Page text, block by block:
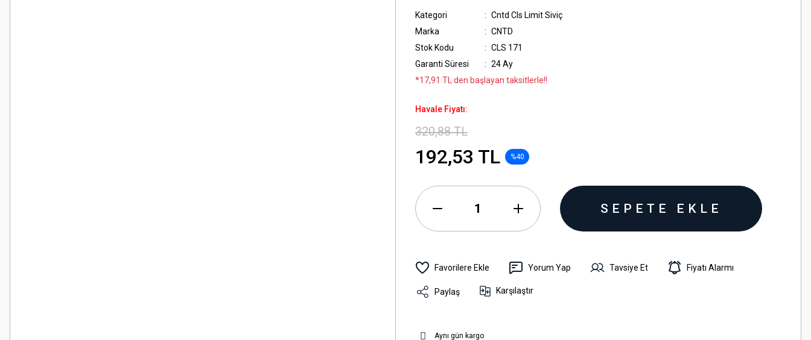
Kategori
Cntd Cls Limit Siviç
Marka
CNTD
Stok Kodu
CLS 171
Garanti Süresi
24 Ay
*17,91 TL den başlayan taksitlerle!!
Havale Fiyatı:
320,88 TL
192,53 TL %40
SEPETE EKLE
Yorum Yap Tavsiye Et Fiyatı Alarmı
Paylaş Karşılaştır
Aynı gün kargo